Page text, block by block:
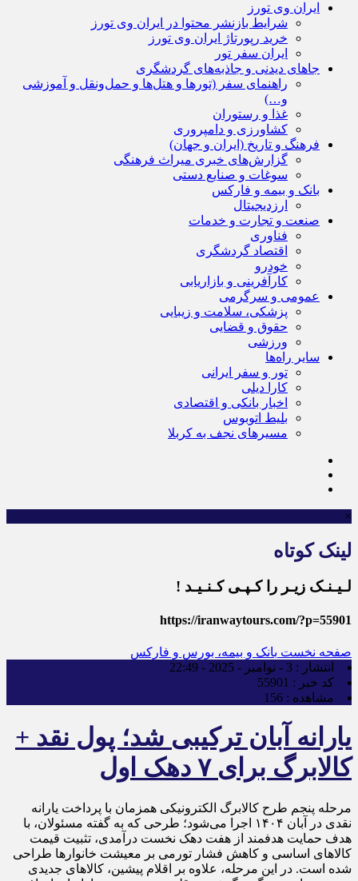
ایران وی تورز
شرایط بازنشر محتوا در ایران وی تورز
خرید رپورتاژ ایران وی تورز
ایران سفر تور
جاهای دیدنی و جاذبه‌های گردشگری
راهنمای سفر (تورها و هتل‌ها و حمل‌و‌نقل و آموزشی
و…)
غذا و رستوران
کشاورزی و دامپروری
فرهنگ و تاریخ (ایران و جهان)
گزارش‌های خبری میراث فرهنگی
سوغات و صنایع دستی
بانک و بیمه و فارکس
ارزدیجیتال
صنعت و تجارت و خدمات
فناوری
اقتصاد گردشگری
خودرو
کارآفرینی و بازاریابی
عمومی و سرگرمی
پزشکی، سلامت و زیبایی
حقوق و قضایی
ورزشی
سایر راه‌ها
تور و سفر ایرانی
کارا دیلی
اخبار بانکی و اقتصادی
بلیط اتوبوس
مسیرهای نجف به کربلا
×
لینک کوتاه
لـیـنـک زیـر را کـپـی کـنـیـد !
https://iranwaytours.com/?p=55901
صفحه نخست بانک و بیمه، بورس و فارکس
انتشار : 3 - نوامبر - 2025 - 22:49
کد خبر : 55901
مشاهده : 156
یارانه آبان ترکیبی شد؛ پول نقد +
کالابرگ برای ۷ دهک اول
مرحله پنجم طرح کالابرگ الکترونیکی همزمان با پرداخت یارانه
نقدی در آبان ۱۴۰۴ اجرا می‌شود؛ طرحی که به گفته مسئولان، با
هدف حمایت هدفمند از هفت دهک نخست درآمدی، تثبیت قیمت
کالاهای اساسی و کاهش فشار تورمی بر معیشت خانوارها طراحی
شده است. در این مرحله، علاوه بر اقلام پیشین، کالاهای جدیدی